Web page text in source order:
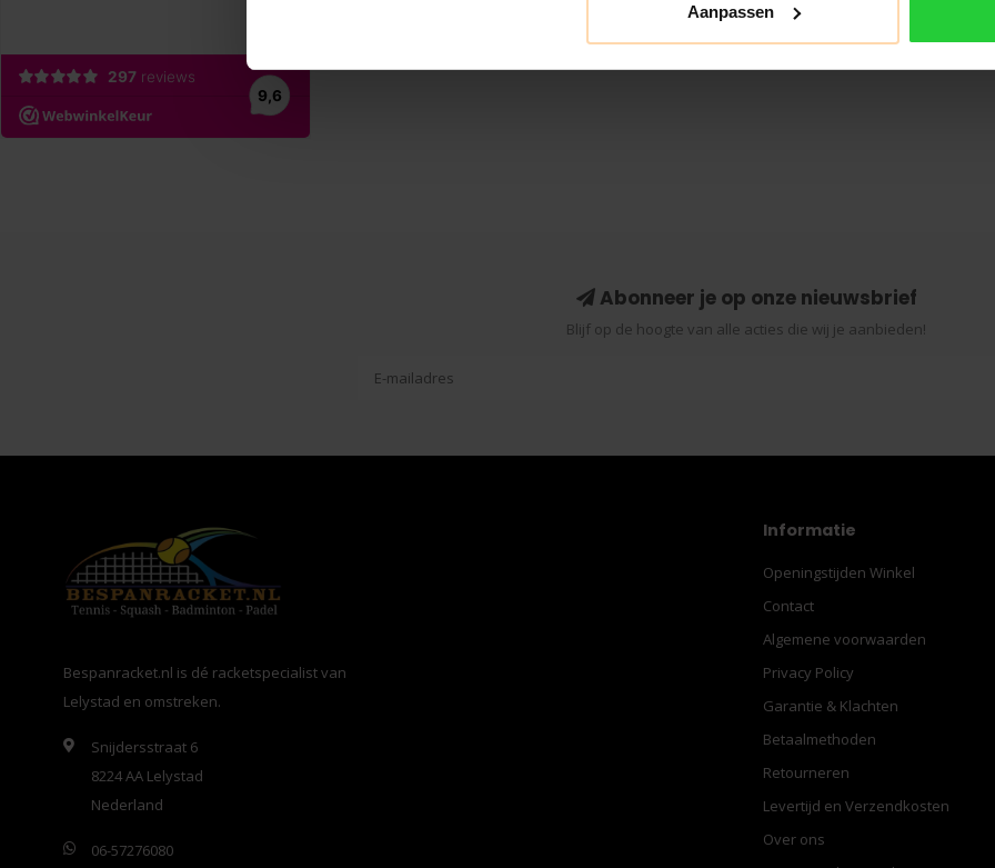
Aanpassen
Abonneer je op onze nieuwsbrief
Blijf op de hoogte van alle acties die wij je aanbieden!
Bespanracket.nl is dé racketspecialist van
Lelystad en omstreken.
Snijdersstraat 6
8224 AA Lelystad
Nederland
06-57276080
Informatie
Openingstijden Winkel
Contact
Algemene voorwaarden
Privacy Policy
Garantie & Klachten
Betaalmethoden
Retourneren
Levertijd en Verzendkosten
Over ons